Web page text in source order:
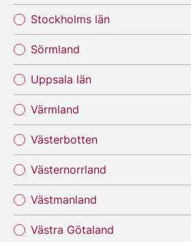
Stockholms län
Sörmland
Uppsala län
Värmland
Västerbotten
Västernorrland
Västmanland
Västra Götaland